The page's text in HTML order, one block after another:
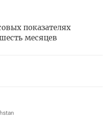
показателях
месяцев